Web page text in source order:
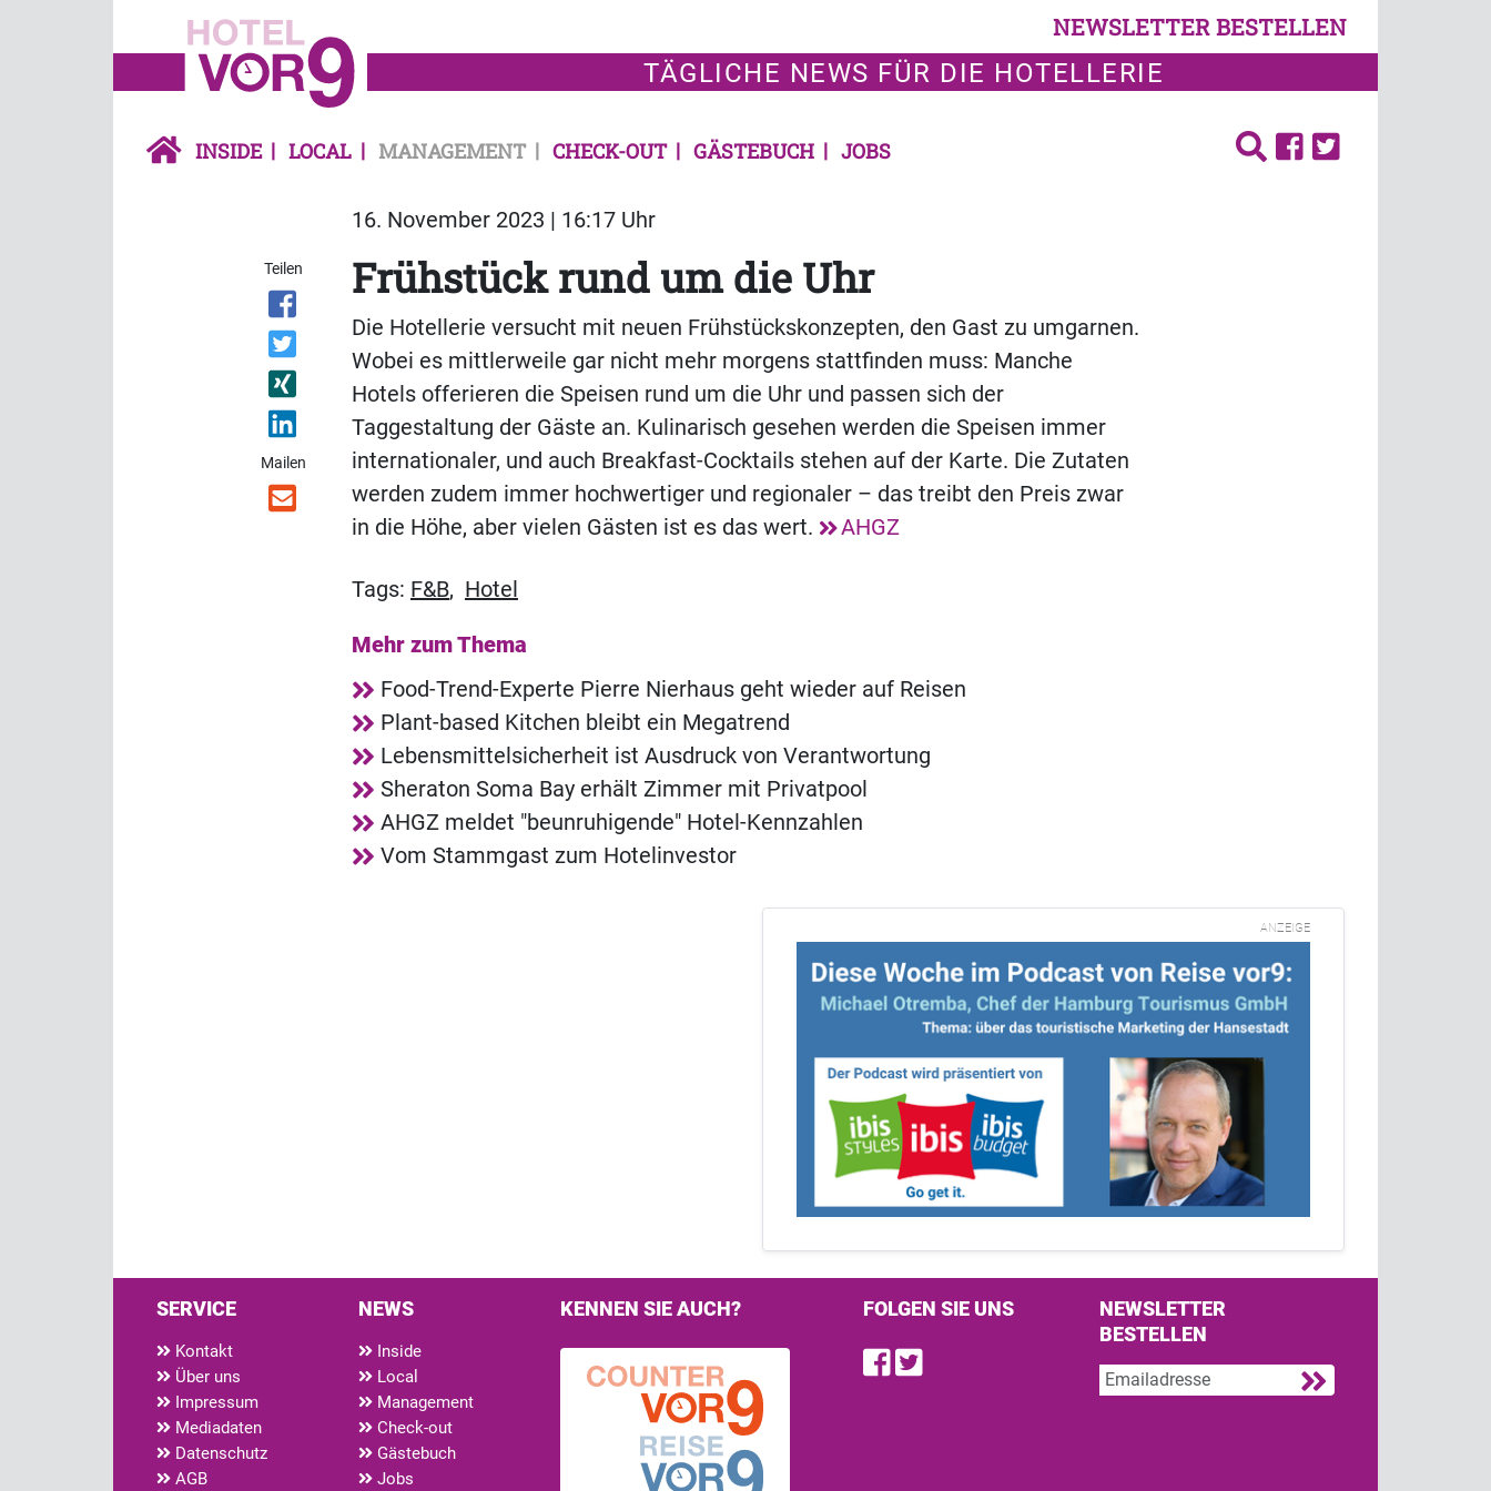
NEWSLETTER BESTELLEN
TÄGLICHE NEWS FÜR DIE HOTELLERIE
INSIDE LOCAL MANAGEMENT CHECK-OUT GÄSTEBUCH JOBS
16. November 2023 | 16:17 Uhr
Teilen
Mailen
Frühstück rund um die Uhr
Die Hotellerie versucht mit neuen Frühstückskonzepten, den Gast zu umgarnen.
Wobei es mittlerweile gar nicht mehr morgens stattfinden muss: Manche
Hotels offerieren die Speisen rund um die Uhr und passen sich der
Taggestaltung der Gäste an. Kulinarisch gesehen werden die Speisen immer
internationaler, und auch Breakfast-Cocktails stehen auf der Karte. Die Zutaten
werden zudem immer hochwertiger und regionaler – das treibt den Preis zwar
in die Höhe, aber vielen Gästen ist es das wert.
AHGZ
Tags: F&B, Hotel
Mehr zum Thema
Food-Trend-Experte Pierre Nierhaus geht wieder auf Reisen
Plant-based Kitchen bleibt ein Megatrend
Lebensmittelsicherheit ist Ausdruck von Verantwortung
Sheraton Soma Bay erhält Zimmer mit Privatpool
AHGZ meldet "beunruhigende" Hotel-Kennzahlen
Vom Stammgast zum Hotelinvestor
ANZEIGE
SERVICE
Kontakt
Über uns
Impressum
Mediadaten
Datenschutz
AGB
NEWS
Inside
Local
Management
Check-out
Gästebuch
Jobs
KENNEN SIE AUCH? FOLGEN SIE UNS
Find us on Facebook
Follow us on Twitter
NEWSLETTER
BESTELLEN